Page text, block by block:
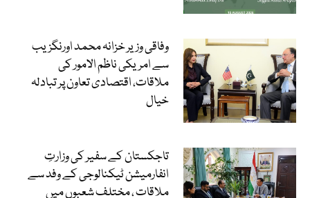
وفاقی وزیر خزانہ محمد اورنگزیب
سے امریکی ناظم الامور کی
ملاقات، اقتصادی تعاون پر تبادلہ
خیال
تاجکستان کے سفیر کی وزارتِ
انفارمیشن ٹیکنالوجی کے وفد سے
ملاقات ، مختلف شعبوں میں